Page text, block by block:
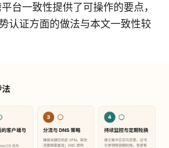
台一致性提供了可操作的要点，
认证方面的做法与本文一致性较